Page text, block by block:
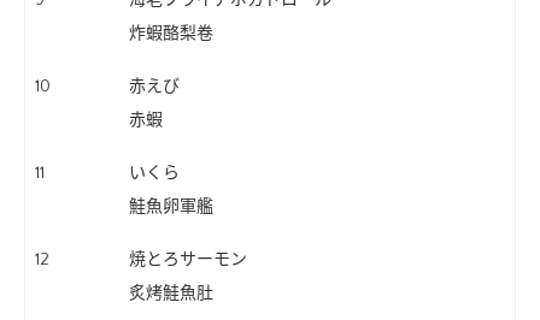
炸蝦酪梨卷
10
赤えび
赤蝦
11
いくら
鮭魚卵軍艦
12
焼とろサーモン
炙烤鮭魚肚